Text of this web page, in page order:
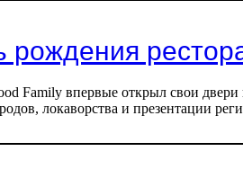
Family впервые открыл свои
локаворства и презентации